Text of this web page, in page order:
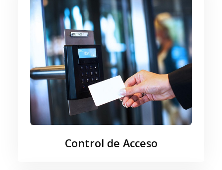
Control de Acceso